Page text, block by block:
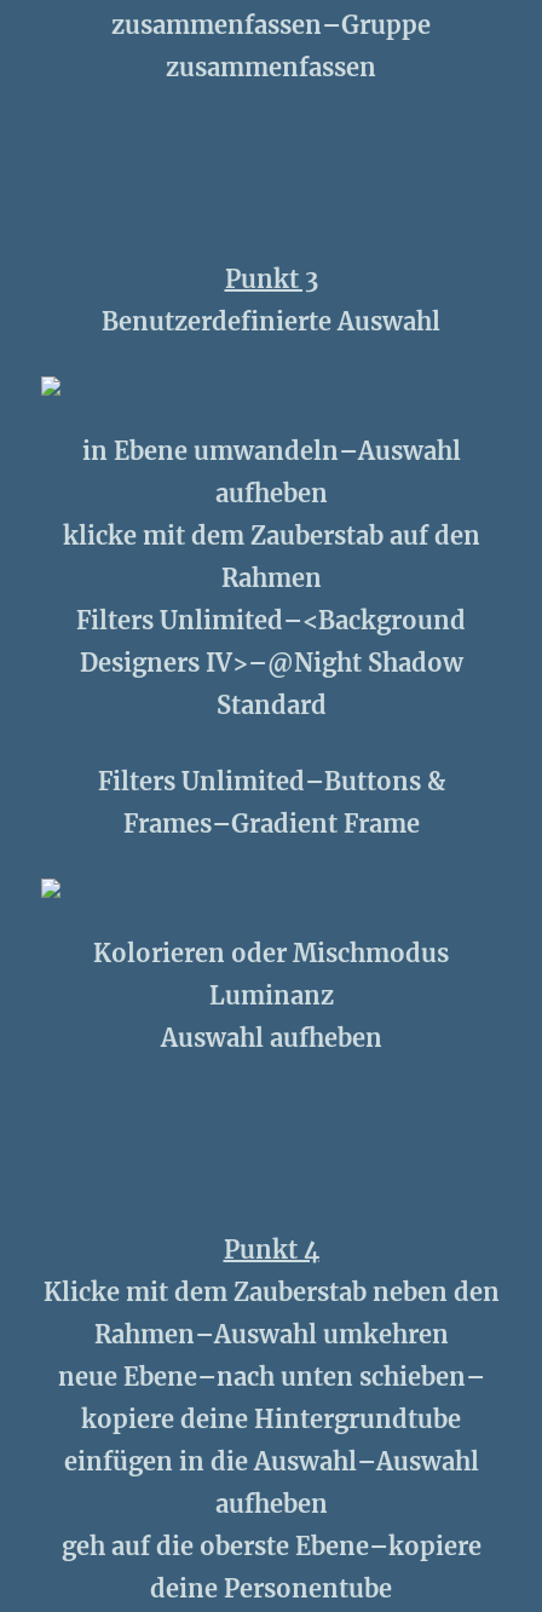
zusammenfassen–Gruppe
zusammenfassen
Punkt 3
Benutzerdefinierte Auswahl
in Ebene umwandeln–Auswahl
aufheben
klicke mit dem Zauberstab auf den
Rahmen
Filters Unlimited–<Background
Designers IV>–@Night Shadow
Standard
Filters Unlimited–Buttons &
Frames–Gradient Frame
Kolorieren oder Mischmodus
Luminanz
Auswahl aufheben
Punkt 4
Klicke mit dem Zauberstab neben den
Rahmen–Auswahl umkehren
neue Ebene–nach unten schieben–
kopiere deine Hintergrundtube
einfügen in die Auswahl–Auswahl
aufheben
geh auf die oberste Ebene–kopiere
deine Personentube